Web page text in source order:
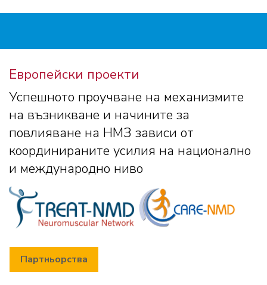
Европейски проекти
Успешното проучване на механизмите
на възникване и начините за
повлияване на НМЗ зависи от
координираните усилия на национално
и международно ниво
Партньорства